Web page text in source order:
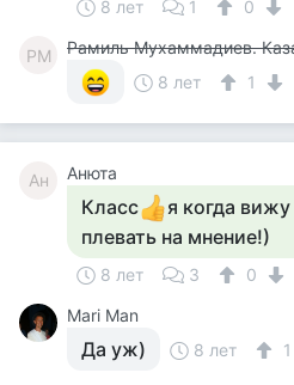
8 лет 1 0
РМ
Рамиль Мухаммадиев.
8 лет
1
Ан Анюта
Класс
я когда
плевать на мнение!)
8 лет 3
0
Mari Man
Да уж) 8 лет 1